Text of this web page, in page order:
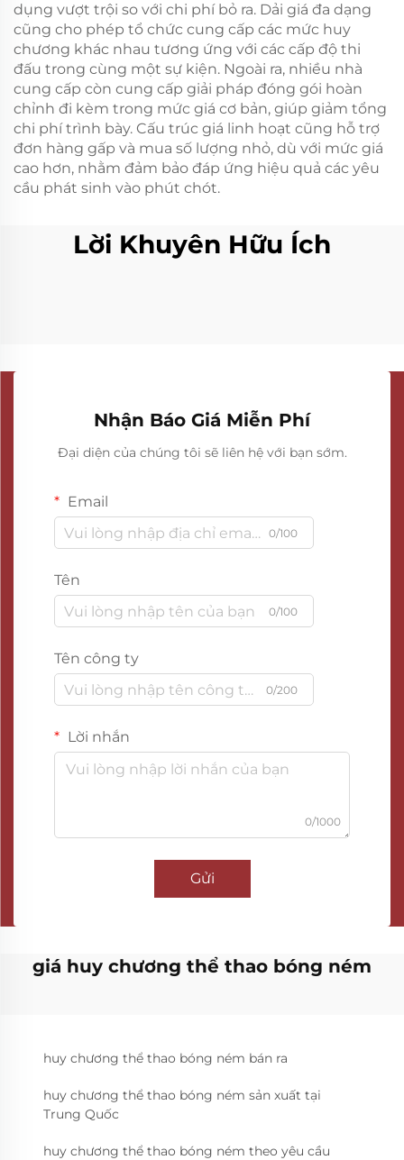
dụng vượt trội so với chi phí bỏ ra. Dải giá đa dạng
cũng cho phép tổ chức cung cấp các mức huy
chương khác nhau tương ứng với các cấp độ thi
đấu trong cùng một sự kiện. Ngoài ra, nhiều nhà
cung cấp còn cung cấp giải pháp đóng gói hoàn
chỉnh đi kèm trong mức giá cơ bản, giúp giảm tổng
chi phí trình bày. Cấu trúc giá linh hoạt cũng hỗ trợ
đơn hàng gấp và mua số lượng nhỏ, dù với mức giá
cao hơn, nhằm đảm bảo đáp ứng hiệu quả các yêu
cầu phát sinh vào phút chót.
Lời Khuyên Hữu Ích
Nhận Báo Giá Miễn Phí
Đại diện của chúng tôi sẽ liên hệ với bạn sớm.
Email
0/100
Tên
0/100
Tên công ty
0/200
Lời nhắn
0/1000
Gửi
giá huy chương thể thao bóng ném
huy chương thể thao bóng ném bán ra
huy chương thể thao bóng ném sản xuất tại
Trung Quốc
huy chương thể thao bóng ném theo yêu cầu